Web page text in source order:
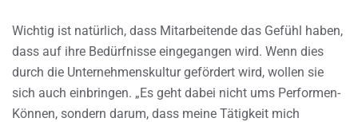
Wichtig ist natürlich, dass Mitarbeitende das Gefühl haben,
dass auf ihre Bedürfnisse eingegangen wird. Wenn dies
durch die Unternehmenskultur gefördert wird, wollen sie
sich auch einbringen. „Es geht dabei nicht ums Performen-
Können, sondern darum, dass meine Tätigkeit mich